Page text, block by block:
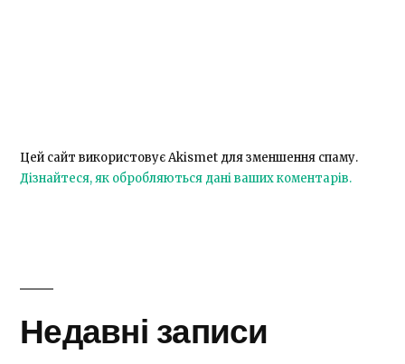
Цей сайт використовує Akismet для зменшення спаму.
Дізнайтеся, як обробляються дані ваших коментарів.
Недавні записи